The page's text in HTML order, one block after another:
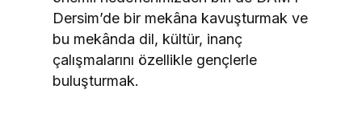
Dersim’de bir mekâna kavuşturmak ve
bu mekânda dil, kültür, inanç
çalışmalarını özellikle gençlerle
buluşturmak.